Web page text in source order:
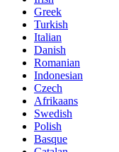
Greek
Turkish
Italian
Danish
Romanian
Indonesian
Czech
Afrikaans
Swedish
Polish
Basque